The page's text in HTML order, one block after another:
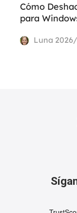
Cómo
para
Luna